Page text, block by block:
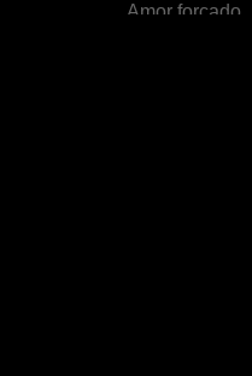
Amor forçado